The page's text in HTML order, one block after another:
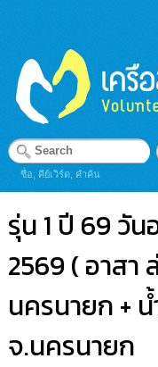
ชื่อ, คีย์เวิร์ด, คำค้น
รุ่น 1 ปี 69 วั
2569 ( อาสา
นครนายก +
จ.นครนายก